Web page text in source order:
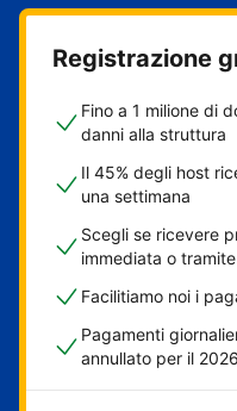
Registrazione
Fino a 1 milione di
danni alla struttura
Il 45% degli host
una settimana
Scegli se ricevere
immediata o
Facilitiamo noi i
Pagamenti
annullato per il 2026